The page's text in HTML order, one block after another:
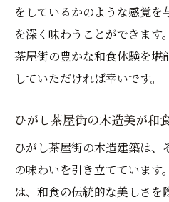
をしているかのような感覚
を深く味わうことができます
茶屋街の豊かな和食体験を堪
していただければ幸いです。
ひがし茶屋街の木造美が和
ひがし茶屋街の木造建築は
の味わいを引き立てています
は、和食の伝統的な美しさ